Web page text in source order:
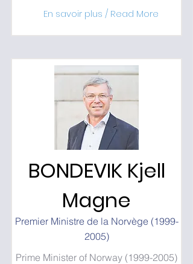
En savoir plus / Read More
BONDEVIK Kjell
Magne
Premier Ministre de la Norvège (1999-
2005)
Prime Minister of Norway (1999-2005)